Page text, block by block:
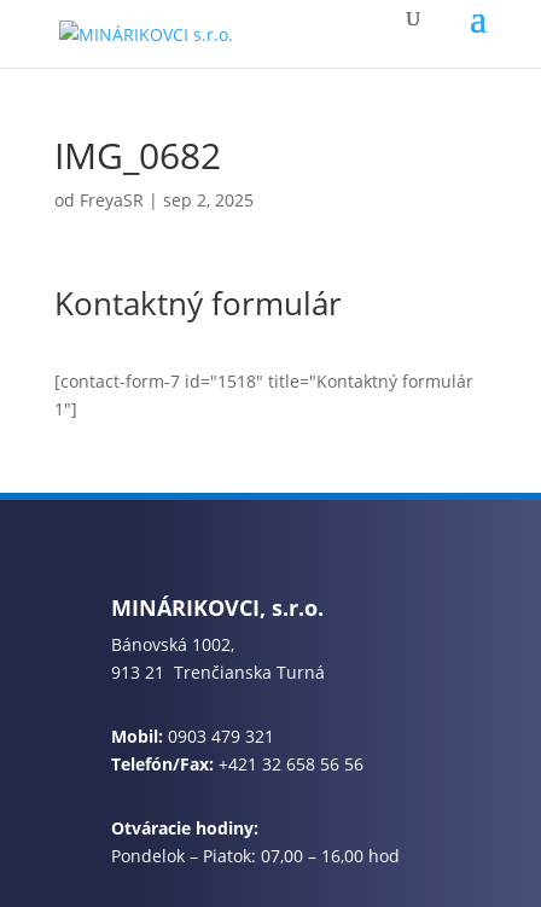
IMG_0682
od FreyaSR | sep 2, 2025
Kontaktný formulár
[contact-form-7 id="1518" title="Kontaktný formulár
1"]
MINÁRIKOVCI, s.r.o.
Bánovská 1002,
913 21 Trenčianska Turná
Mobil: 0903 479 321
Telefón/Fax:+421 32 658 56 56
Otváracie hodiny:
Pondelok – Piatok: 07,00 – 16,00 hod